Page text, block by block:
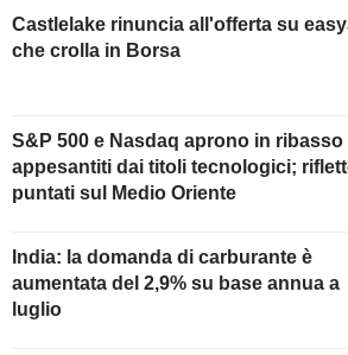
Castlelake rinuncia all'offerta su
che crolla in Borsa
S&P 500 e Nasdaq aprono in ribasso
appesantiti dai titoli tecnologici;
puntati sul Medio Oriente
India: la domanda di carburante è
aumentata del 2,9% su base annua a
luglio